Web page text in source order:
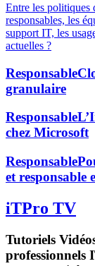
Entre les politiques
responsables, les
support IT, les
actuelles ?
Responsable
granulaire
Responsable
chez Microsoft
Responsable
et responsable
iTPro TV
Tutoriels
professionnels